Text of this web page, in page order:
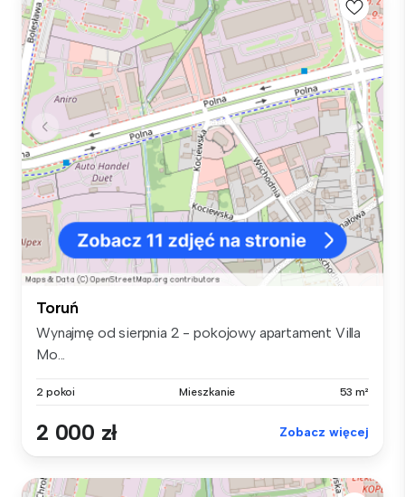
Toruń
Wynajmę od sierpnia 2 - pokojowy apartament Villa
Mo...
2 pokoi Mieszkanie 53 m²
2 000 zł Zobacz więcej